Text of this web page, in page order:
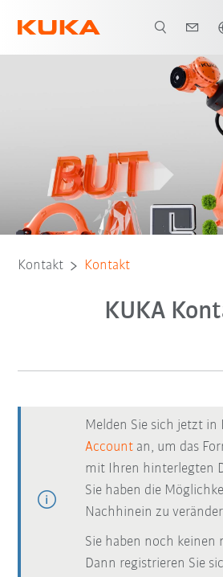
Kontakt Kontakt
KUKA
Melden Sie sich jetzt in
Account an, um das
mit Ihren hinterlegten
Sie haben die
Nachhinein zu
Sie haben noch keinen
Dann registrieren Sie